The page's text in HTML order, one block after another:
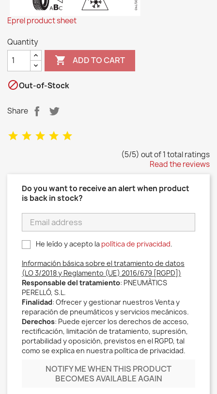
Eprel product sheet
Quantity
 ADD TO CART
Out-of-Stock
Share
(5/5) out of 1 total ratings
Read the reviews
Do you want to receive an alert when product
is back in stock?
He leído y acepto la política de privacidad.
Información básica sobre el tratamiento de datos
(LO 3/2018 y Reglamento (UE) 2016/679 [RGPD])
Responsable del tratamiento: PNEUMÀTICS
PERELLÓ, S.L.
Finalidad: Ofrecer y gestionar nuestros Venta y
reparación de pneumáticos y servicios mecánicos.
Derechos: Puede ejercer los derechos de acceso,
rectificación, limitación de tratamiento, supresión,
portabilidad y oposición, previstos en el RGPD, tal
como se explica en nuestra política de privacidad.
NOTIFY ME WHEN THIS PRODUCT
BECOMES AVAILABLE AGAIN